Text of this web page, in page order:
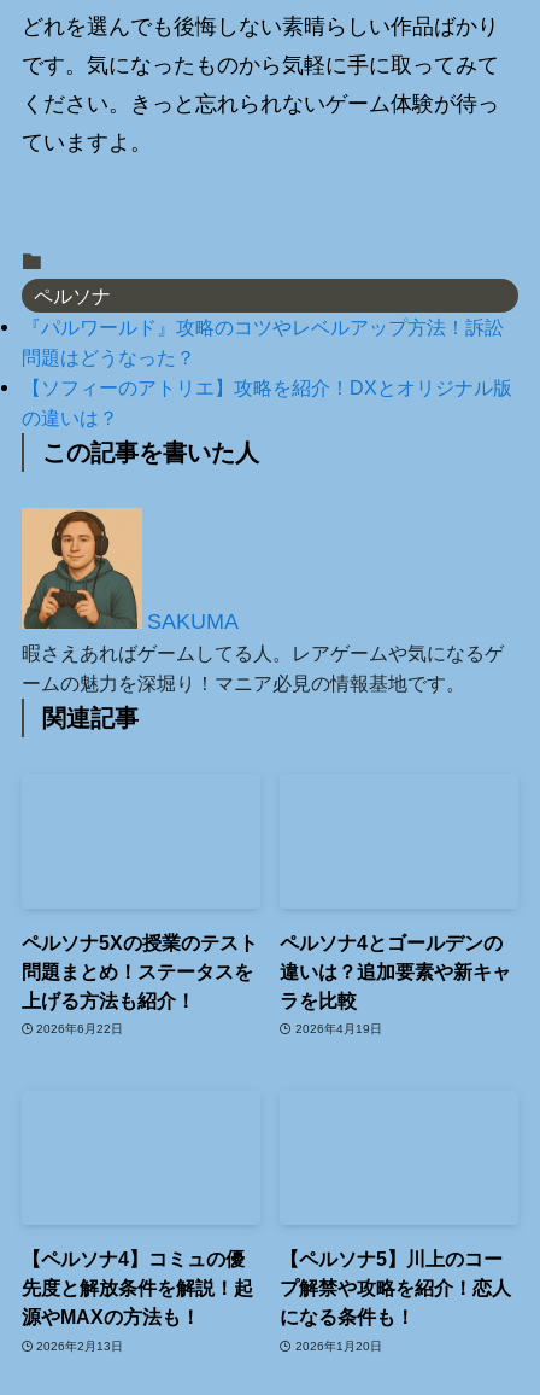
どれを選んでも後悔しない素晴らしい作品ばかり
です。気になったものから気軽に手に取ってみて
ください。きっと忘れられないゲーム体験が待っ
ていますよ。
ペルソナ
『パルワールド』攻略のコツやレベルアップ方法！訴訟
問題はどうなった？
【ソフィーのアトリエ】攻略を紹介！DXとオリジナル版
の違いは？
この記事を書いた人
SAKUMA
暇さえあればゲームしてる人。レアゲームや気になるゲ
ームの魅力を深堀り！マニア必見の情報基地です。
関連記事
ペルソナ5Xの授業のテスト
問題まとめ！ステータスを
上げる方法も紹介！
2026年6月22日
ペルソナ4とゴールデンの
違いは？追加要素や新キャ
ラを比較
2026年4月19日
【ペルソナ4】コミュの優
先度と解放条件を解説！起
源やMAXの方法も！
2026年2月13日
【ペルソナ5】川上のコー
プ解禁や攻略を紹介！恋人
になる条件も！
2026年1月20日